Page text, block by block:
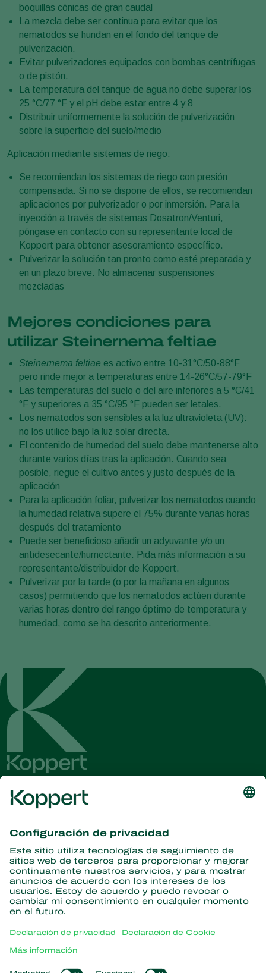
boquillas cónicas de gran caudal
La mezcla debe ser continua para evitar que los
nematodos se hundan en el fondo del tanque de
pulverización.
Evitar pulverizadores equipados con bombas centrífugas
o de pistón.
La temperatura del tanque de agua no debe superar los
25 °C/77 °F y el pH debe estar entre 4 y 8
Distribuir uniformemente la solución de pulverización
sobre la superficie del suelo/medio
Aplicación mediante sistemas de riego:
Se recomiendan los sistemas de riego con presión
compensada. Si no se dispone de ellos, se recomiendan
aplicaciones por pulverizador o por inmersión. Para la
inyección a través de sistemas Dosatron/Venturi,
póngase en contacto con su representante local de
Koppert para obtener asesoramiento específico.
Pulverizar la solución tan pronto como esté preparada y
en un plazo breve. No almacenar suspensiones
mezcladas
Mejores condiciones para
utilizar Steinernema feltiae
Steinernema feltiae es activo entre 10-31°C/50-88°F
pero rinde mejor a temperaturas entre 14-26°C/57-79°F
Las temperaturas del suelo o del aire inferiores a 5 °C/41
°F y superiores a 35 °C/95 °F pueden ser letales.
Los nematodos son sensibles a la luz ultravioleta (UV):
no los utilice bajo la luz solar directa.
El contenido de humedad del suelo debe mantenerse alto
durante varios días tras la aplicación. Cuando sea
posible, riegue el cultivo antes y justo después de la
aplicación
Para la aplicación foliar, pulverizar los nematodos cuando
la humedad relativa supere el 75% durante varias horas
después del tratamiento
Puede ser beneficioso añadir un adyuvante y/o un
antidesecante/humectante. Pida más información a su
representante/distribuidor de Koppert.
Pulverizar por la tarde (o por la mañana en algunos
casos) permitiendo que los nematodos actúen durante
varias horas dentro del rango óptimo de temperatura y
humedad, como se ha descrito anteriormente.
información
Suscríbase aquí
Partners with Nature
Avispas parásitas
Nematodos beneficiosos
Acerca de Koppert